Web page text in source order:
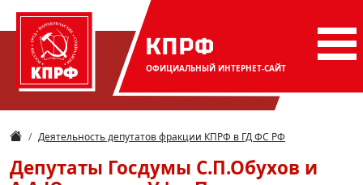
КПРФ
ОФИЦИАЛЬНЫЙ ИНТЕРНЕТ-САЙТ
Деятельность депутатов фракции КПРФ в ГД ФС РФ
Депутаты Госдумы С.П.Обухов и